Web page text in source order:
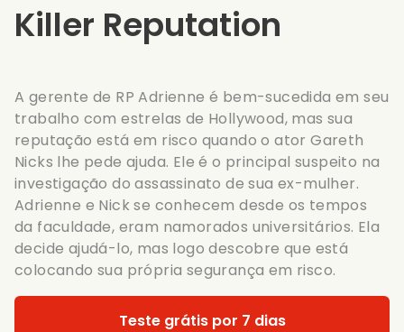
Killer Reputation
A gerente de RP Adrienne é bem-sucedida em seu
trabalho com estrelas de Hollywood, mas sua
reputação está em risco quando o ator Gareth
Nicks lhe pede ajuda. Ele é o principal suspeito na
investigação do assassinato de sua ex-mulher.
Adrienne e Nick se conhecem desde os tempos
da faculdade, eram namorados universitários. Ela
decide ajudá-lo, mas logo descobre que está
colocando sua própria segurança em risco.
Teste grátis por 7 dias